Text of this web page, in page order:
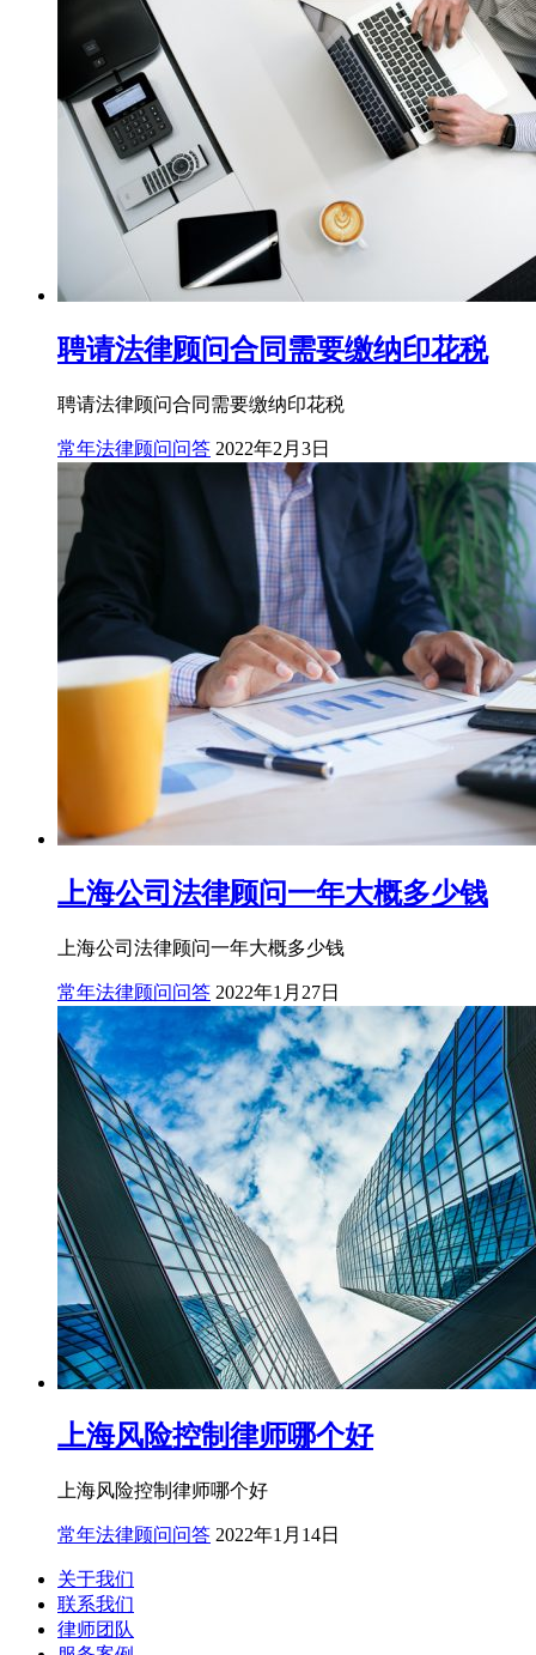
聘请法律顾问合同需要缴纳印花税
聘请法律顾问合同需要缴纳印花税
常年法律顾问问答 2022年2月3日
上海公司法律顾问一年大概多少钱
上海公司法律顾问一年大概多少钱
常年法律顾问问答 2022年1月27日
上海风险控制律师哪个好
上海风险控制律师哪个好
常年法律顾问问答 2022年1月14日
关于我们
联系我们
律师团队